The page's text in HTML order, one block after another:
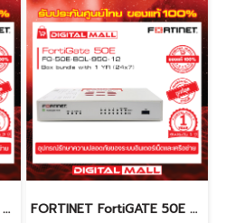
FORTINET FortiGATE 50E FG-50E-BDL-950-36 (Firewall) รับประกัน 3 ปี FORTINET FortiGATE 50E FG-50E-BDL-950-12 (Firewall) รับประกัน 1 ปี